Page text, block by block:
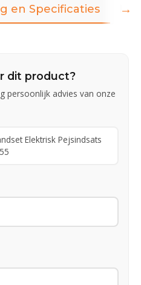
en Specificaties
dit product?
persoonlijk advies van onze
Elektrisk Pejsindsats
→